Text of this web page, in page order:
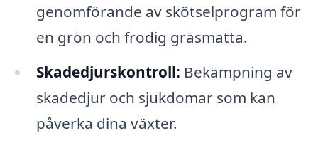
genomförande av skötselprogram för
en grön och frodig gräsmatta.
Skadedjurskontroll: Bekämpning av
skadedjur och sjukdomar som kan
påverka dina växter.